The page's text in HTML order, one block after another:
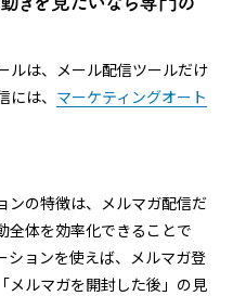
ルは、メール配信ツールだけ
は、 マーケティングオート
ンの特徴は、メルマガ配信だ
全体を効率化できることで
ションを使えば、メルマガ登
メルマガを開封した後」の見